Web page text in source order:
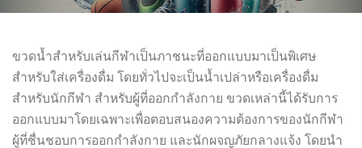
ขวดน้ำสำหรับเล่นกีฬาเป็นภาชนะที่ออกแบบมาเป็นพิเศษ
สำหรับใส่เครื่องดื่ม โดยทั่วไปจะเป็นน้ำเปล่าหรือเครื่องดื่ม
สำหรับนักกีฬา สำหรับผู้ที่ออกกำลังกาย ขวดเหล่านี้ได้รับการ
ออกแบบมาโดยเฉพาะเพื่อตอบสนองความต้องการของนักกีฬา
ผู้ที่ชื่นชอบการออกกำลังกาย และนักผจญภัยกลางแจ้ง โดยนำ